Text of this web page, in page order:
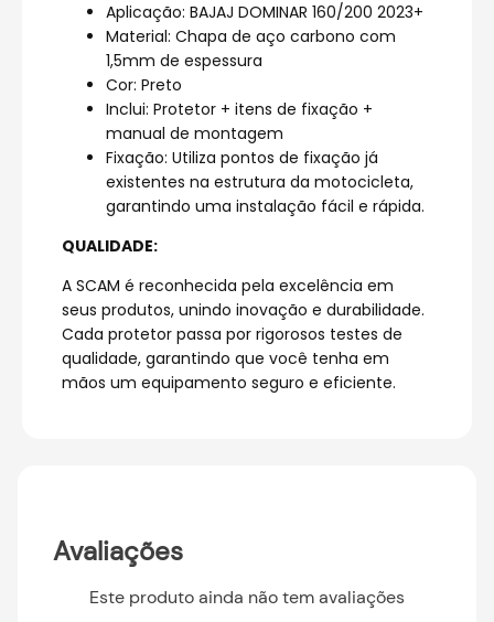
Aplicação: BAJAJ DOMINAR 160/200 2023+
Material: Chapa de aço carbono com
1,5mm de espessura
Cor: Preto
Inclui: Protetor + itens de fixação +
manual de montagem
Fixação: Utiliza pontos de fixação já
existentes na estrutura da motocicleta,
garantindo uma instalação fácil e rápida.
QUALIDADE:
A SCAM é reconhecida pela excelência em
seus produtos, unindo inovação e durabilidade.
Cada protetor passa por rigorosos testes de
qualidade, garantindo que você tenha em
mãos um equipamento seguro e eficiente.
Avaliações
Este produto ainda não tem avaliações